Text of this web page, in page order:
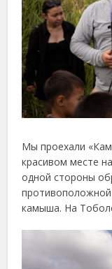
Мы проехали
красивом месте
одной стороны
камыша. На